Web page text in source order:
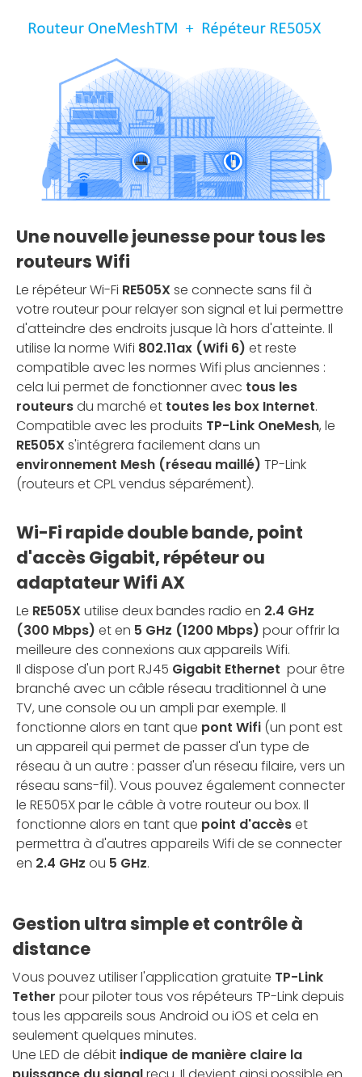
Une nouvelle jeunesse pour tous les
routeurs Wifi
Le répéteur Wi-Fi RE505X se connecte sans fil à
votre routeur pour relayer son signal et lui permettre
d'atteindre des endroits jusque là hors d'atteinte. Il
utilise la norme Wifi 802.11ax (Wifi 6) et reste
compatible avec les normes Wifi plus anciennes :
cela lui permet de fonctionner avec tous les
routeursdu marché et toutes les box Internet.
Compatible avec les produits TP-Link OneMesh, le
RE505X s'intégrera facilement dans un
environnement Mesh (réseau maillé) TP-Link
(routeurs et CPL vendus séparément).
Wi-Fi rapide double bande, point
d'accès Gigabit, répéteur ou
adaptateur Wifi AX
Le RE505X utilise deux bandes radio en 2.4 GHz
(300 Mbps) et en 5 GHz (1200 Mbps) pour offrir la
meilleure des connexions aux appareils Wifi.
Il dispose d'un port RJ45 Gigabit Ethernet pour être
branché avec un câble réseau traditionnel à une
TV, une console ou un ampli par exemple. Il
fonctionne alors en tant que pont Wifi (un pont est
un appareil qui permet de passer d'un type de
réseau à un autre : passer d'un réseau filaire, vers un
réseau sans-fil). Vous pouvez également connecter
le RE505X par le câble à votre routeur ou box. Il
fonctionne alors en tant que point d'accèset
permettra à d'autres appareils Wifi de se connecter
en 2.4 GHz ou 5 GHz.
Gestion ultra simple et contrôle à
distance
Vous pouvez utiliser l'application gratuite TP-Link
Tether pour piloter tous vos répéteurs TP-Link depuis
tous les appareils sous Android ou iOS et cela en
seulement quelques minutes.
Une LED de débit indique de manière claire la